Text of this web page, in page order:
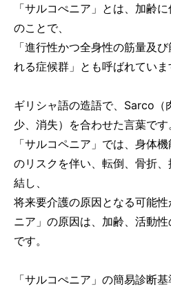
「サルコぺニア」とは、加齢
のことで、
「進行性かつ全身性の筋量及
れる症候群」とも呼ばれていま
ギリシャ語の造語で、Sarco（
少、消失）を合わせた言葉です
「サルコペニア」では、身体
のリスクを伴い、転倒、骨折
結し、
将来要介護の原因となる可能
ニア」の原因は、加齢、活動
です。
「サルコぺニア」の簡易診断